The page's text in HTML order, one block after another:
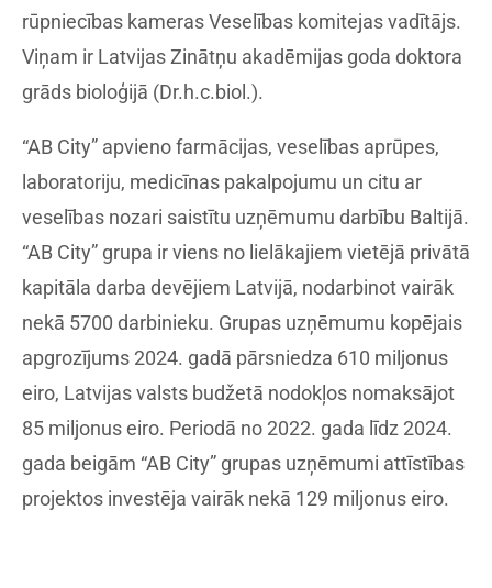
rūpniecības kameras Veselības komitejas vadītājs.
Viņam ir Latvijas Zinātņu akadēmijas goda doktora
grāds bioloģijā (Dr.h.c.biol.).
“AB City” apvieno farmācijas, veselības aprūpes,
laboratoriju, medicīnas pakalpojumu un citu ar
veselības nozari saistītu uzņēmumu darbību Baltijā.
“AB City” grupa ir viens no lielākajiem vietējā privātā
kapitāla darba devējiem Latvijā, nodarbinot vairāk
nekā 5700 darbinieku. Grupas uzņēmumu kopējais
apgrozījums 2024. gadā pārsniedza 610 miljonus
eiro, Latvijas valsts budžetā nodokļos nomaksājot
85 miljonus eiro. Periodā no 2022. gada līdz 2024.
gada beigām “AB City” grupas uzņēmumi attīstības
projektos investēja vairāk nekā 129 miljonus eiro.